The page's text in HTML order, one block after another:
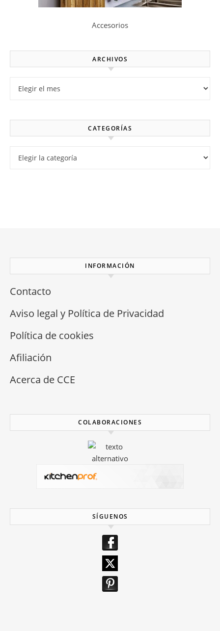
Accesorios
ARCHIVOS
CATEGORÍAS
INFORMACIÓN
Contacto
Aviso legal y Política de Privacidad
Política de cookies
Afiliación
Acerca de CCE
COLABORACIONES
SÍGUENOS